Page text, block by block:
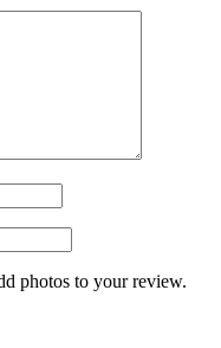
photos to your review.